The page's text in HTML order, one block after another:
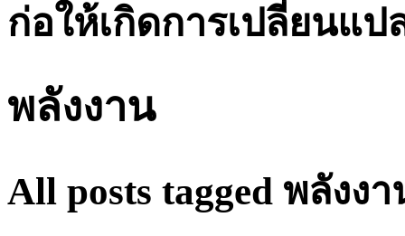
ก่อให้เกิดการเปลี่ยนแป
พลังงาน
All posts tagged พลังงา